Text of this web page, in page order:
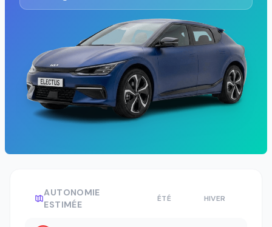
AUTONOMIE
ESTIMÉE
ÉTÉ HIVER